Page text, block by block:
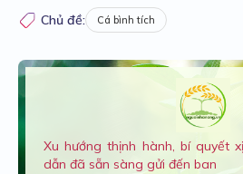
Chủ đề: Cá bình tích
Xu hướng thịnh hành, bí quyết
dẫn đã sẵn sàng gửi đến ban